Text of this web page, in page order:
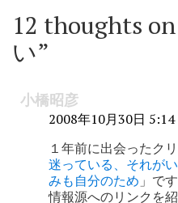
ナ
ビ
ゲ
ー
12 thoughts on
い”
小橋昭彦
2008年10月30日 5:14
１年前に出会ったク
迷っている、それがい
みも自分のため 」です
情報源へのリンクを